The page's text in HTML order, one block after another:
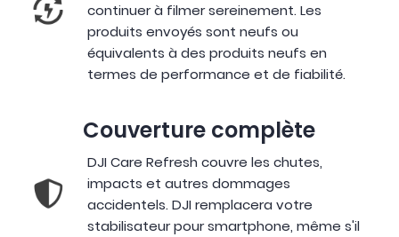
continuer à filmer sereinement. Les
produits envoyés sont neufs ou
équivalents à des produits neufs en
termes de performance et de fiabilité.
Couverture complète
DJI Care Refresh couvre les chutes,
impacts et autres dommages
accidentels. DJI remplacera votre
stabilisateur pour smartphone, même s'il